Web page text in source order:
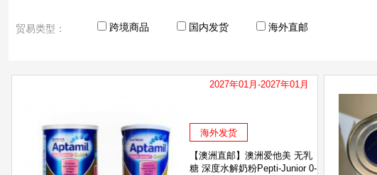
贸易类型： 跨境商品 国内发货 海外直邮
2027年01月-2027年01月
海外发货
【澳洲直邮】澳洲爱他美 无乳
糖 深度水解奶粉Pepti-Junior 0-